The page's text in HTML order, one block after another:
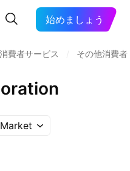
始めましょう
消費者サービス その他消費